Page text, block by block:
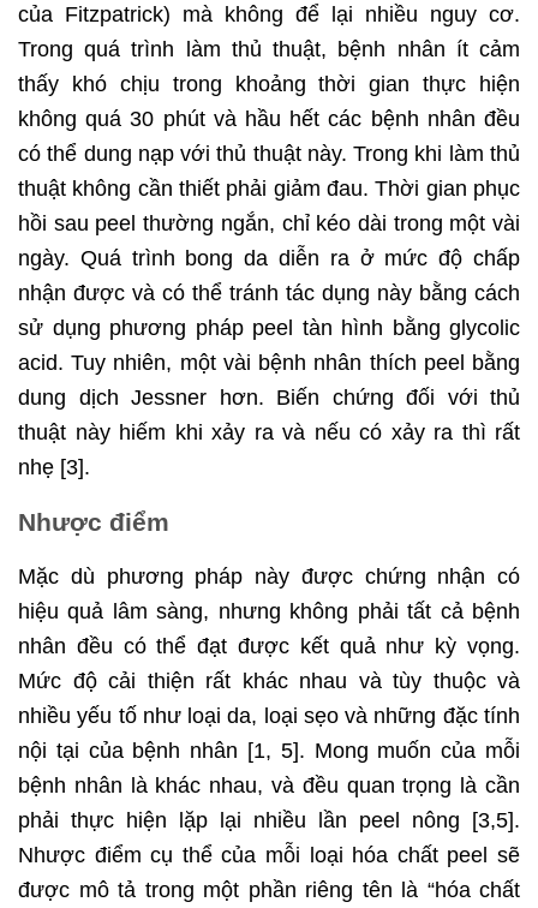
của Fitzpatrick) mà không để lại nhiều nguy cơ.
Trong quá trình làm thủ thuật, bệnh nhân ít cảm
thấy khó chịu trong khoảng thời gian thực hiện
không quá 30 phút và hầu hết các bệnh nhân đều
có thể dung nạp với thủ thuật này. Trong khi làm thủ
thuật không cần thiết phải giảm đau. Thời gian phục
hồi sau peel thường ngắn, chỉ kéo dài trong một vài
ngày. Quá trình bong da diễn ra ở mức độ chấp
nhận được và có thể tránh tác dụng này bằng cách
sử dụng phương pháp peel tàn hình bằng glycolic
acid. Tuy nhiên, một vài bệnh nhân thích peel bằng
dung dịch Jessner hơn. Biến chứng đối với thủ
thuật này hiếm khi xảy ra và nếu có xảy ra thì rất
nhẹ [3].
Nhược điểm
Mặc dù phương pháp này được chứng nhận có
hiệu quả lâm sàng, nhưng không phải tất cả bệnh
nhân đều có thể đạt được kết quả như kỳ vọng.
Mức độ cải thiện rất khác nhau và tùy thuộc và
nhiều yếu tố như loại da, loại sẹo và những đặc tính
nội tại của bệnh nhân [1, 5]. Mong muốn của mỗi
bệnh nhân là khác nhau, và đều quan trọng là cần
phải thực hiện lặp lại nhiều lần peel nông [3,5].
Nhược điểm cụ thể của mỗi loại hóa chất peel sẽ
được mô tả trong một phần riêng tên là “hóa chất